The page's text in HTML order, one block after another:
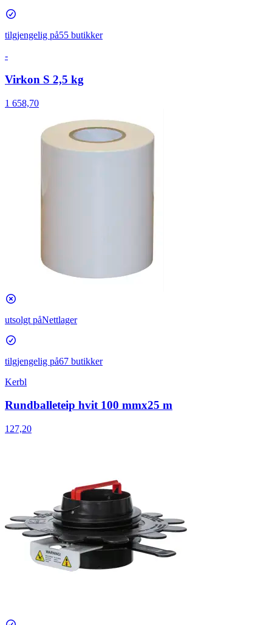
tilgjengelig på55 butikker
-
Virkon S 2,5 kg
1 658,70
utsolgt påNettlager
tilgjengelig på67 butikker
Kerbl
Rundballeteip hvit 100 mmx25 m
127,20